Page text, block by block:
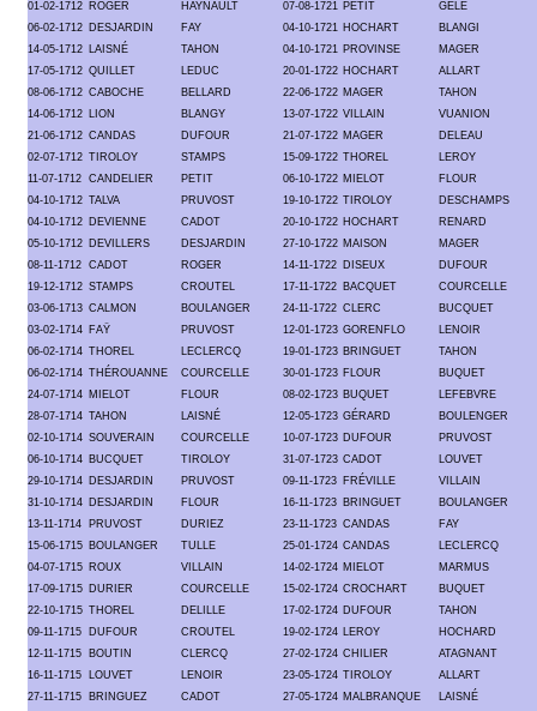
01-02-1712 ROGER HAYNAULT 07-08-1721 PETIT
GELÉ
06-02-1712 DESJARDIN FAY 04-10-1721 HOCHART
BLANGI
14-05-1712 LAISNÉ TAHON 04-10-1721 PROVINSE
MAGER
17-05-1712 QUILLET LEDUC 20-01-1722 HOCHART
ALLART
08-06-1712 CABOCHE BELLARD 22-06-1722 MAGER
TAHON
14-06-1712 LION BLANGY 13-07-1722 VILLAIN
VUANION
21-06-1712 CANDAS DUFOUR 21-07-1722 MAGER
DELEAU
02-07-1712 TIROLOY STAMPS 15-09-1722 THOREL
LEROY
11-07-1712 CANDELIER PETIT 06-10-1722 MIELOT
FLOUR
04-10-1712 TALVA PRUVOST 19-10-1722 TIROLOY
DESCHAMPS
04-10-1712 DEVIENNE CADOT 20-10-1722 HOCHART
RENARD
05-10-1712 DEVILLERS DESJARDIN 27-10-1722 MAISON
MAGER
08-11-1712 CADOT ROGER 14-11-1722 DISEUX
DUFOUR
19-12-1712 STAMPS CROUTEL 17-11-1722 BACQUET
COURCELLE
03-06-1713 CALMON BOULANGER 24-11-1722 CLERC
BUCQUET
03-02-1714 FAŸ PRUVOST 12-01-1723 GORENFLO
LENOIR
06-02-1714 THOREL LECLERCQ 19-01-1723 BRINGUET
TAHON
06-02-1714 THÉROUANNE COURCELLE 30-01-1723 FLOUR
BUQUET
24-07-1714 MIELOT FLOUR 08-02-1723 BUQUET
LEFEBVRE
28-07-1714 TAHON LAISNÉ 12-05-1723 GÉRARD
BOULENGER
02-10-1714 SOUVERAIN COURCELLE 10-07-1723 DUFOUR
PRUVOST
06-10-1714 BUCQUET TIROLOY 31-07-1723 CADOT
LOUVET
29-10-1714 DESJARDIN PRUVOST 09-11-1723 FRÉVILLE
VILLAIN
31-10-1714 DESJARDIN FLOUR 16-11-1723 BRINGUET
BOULANGER
13-11-1714
PRUVOST DURIEZ 23-11-1723 CANDAS
FAY
15-06-1715 BOULANGER TULLE 25-01-1724 CANDAS
LECLERCQ
04-07-1715 ROUX VILLAIN 14-02-1724 MIELOT
MARMUS
17-09-1715 DURIER COURCELLE 15-02-1724 CROCHART
BUQUET
22-10-1715 THOREL DELILLE 17-02-1724 DUFOUR
TAHON
09-11-1715
DUFOUR CROUTEL 19-02-1724 LEROY
HOCHARD
12-11-1715
BOUTIN CLERCQ 27-02-1724 CHILIER
ATAGNANT
16-11-1715
LOUVET LENOIR 23-05-1724 TIROLOY
ALLART
27-11-1715
BRINGUEZ CADOT 27-05-1724 MALBRANQUE
LAISNÉ